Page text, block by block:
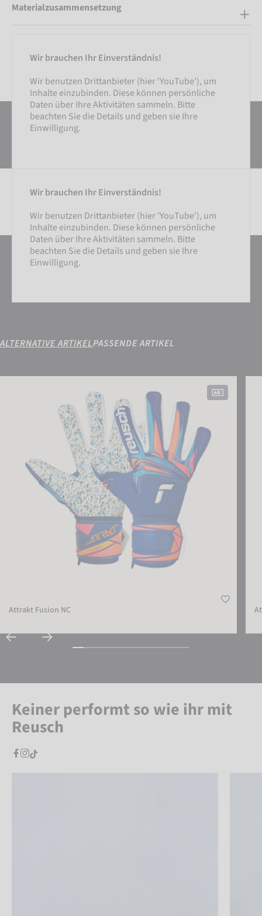
Materialzusammensetzung
Wir brauchen Ihr Einverständnis!
Wir benutzen Drittanbieter (hier 'YouTube'), um
Inhalte einzubinden. Diese können persönliche
Daten über Ihre Aktivitäten sammeln. Bitte
beachten Sie die Details und geben sie Ihre
Einwilligung.
EINSTELLUNGEN
EXTERNE MEDIEN AKZEPTIEREN
Wir brauchen Ihr Einverständnis!
Wir benutzen Drittanbieter (hier 'YouTube'), um
Inhalte einzubinden. Diese können persönliche
Daten über Ihre Aktivitäten sammeln. Bitte
beachten Sie die Details und geben sie Ihre
Einwilligung.
EXTERNE MEDIEN AKZEPTIEREN
ALTERNATIVE ARTIKELPASSENDE ARTIKEL
Attrakt Fusion NC
Keiner performt so wie ihr mit
Reusch